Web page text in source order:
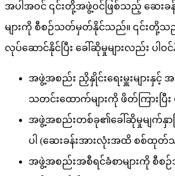
အပ အဝင ၎ငတအဖဝင ဖစသည ဆခ
မက စစဉသတမတနငသည။ ၎ငတသ
လပဆငနင ပ ခ ဆမမလည ပ ဝင
အဖအစည ညနငရမမနင အ
သတငထကမက ဖတ က ပ
အဖအစညတစခ၏ခ ဆမမကန
ပ (ဆခနအလအထ စစထတ
အဖအစညအစရငခစမက စစဉ